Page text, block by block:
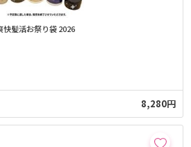
快髪活お祭り袋 2026
8,280円